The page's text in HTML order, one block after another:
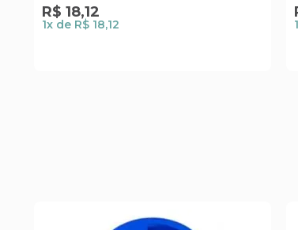
R$ 18,12
1x de R$ 18,12